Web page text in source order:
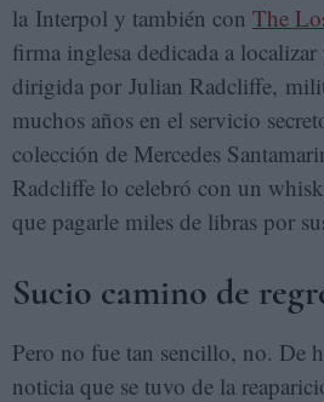
la Interpol y también con The
firma inglesa dedicada a
dirigida por Julian Radcliffe,
muchos años en el servicio
colección de Mercedes
Radcliffe lo celebró con un
que pagarle miles de libras por
Sucio camino de
Pero no fue tan sencillo, no. De
noticia que se tuvo de la